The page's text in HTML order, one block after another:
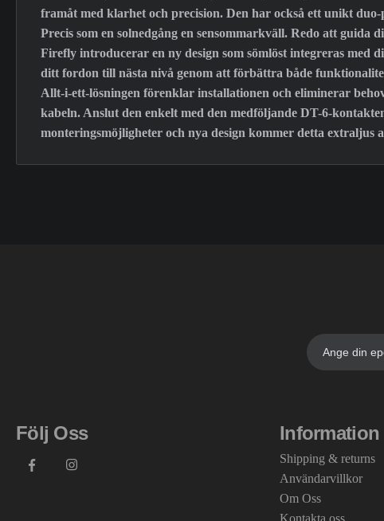
framåt med klarhet och precision. Den har också ett unikt
Precis som en solnedgång en sensommarkväll. Redo att guida
Firefly introducerar en ny design som sömlöst integreras med
ditt fordon till nästa nivå genom att förbättra både
Allt-i-ett-lösningen förenklar installationen och eliminerar
kabeln. Anslut den enkelt med den medföljande DT-6-
monteringsmöjligheter och nya design kommer detta
Följ Oss Information
Shipping & returns
Användarvillkor
Om Oss